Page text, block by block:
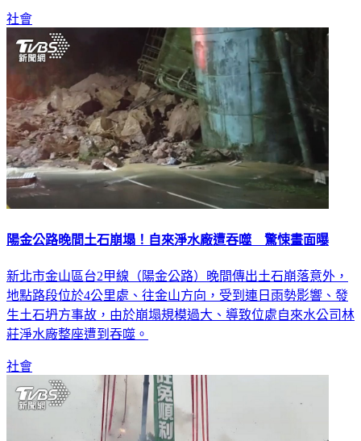
社會
陽金公路晚間土石崩塌！自來淨水廠遭吞噬 驚悚畫面曝
新北市金山區台2甲線（陽金公路）晚間傳出土石崩落意外，
地點路段位於4公里處、往金山方向，受到連日雨勢影響、發
生土石坍方事故，由於崩塌規模過大、導致位處自來水公司林
莊淨水廠整座遭到吞噬。
社會